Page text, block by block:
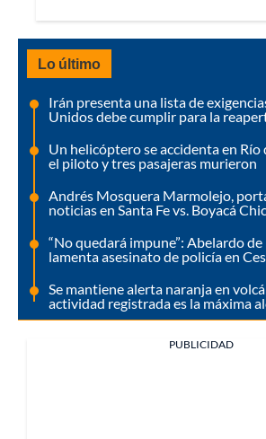
Lo último
Irán presenta una lista de
Unidos debe cumplir para la
Un helicóptero se accidenta en Río
el piloto y tres pasajeras murieron
Andrés Mosquera Marmolejo,
noticias en Santa Fe vs. Boyacá
“No quedará impune”: Abelardo
lamenta asesinato de policía en
Se mantiene alerta naranja en
actividad registrada es la máxima
PUBLICIDAD